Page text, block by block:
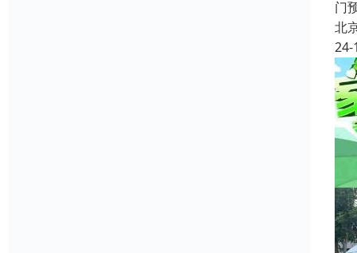
门
北
24-